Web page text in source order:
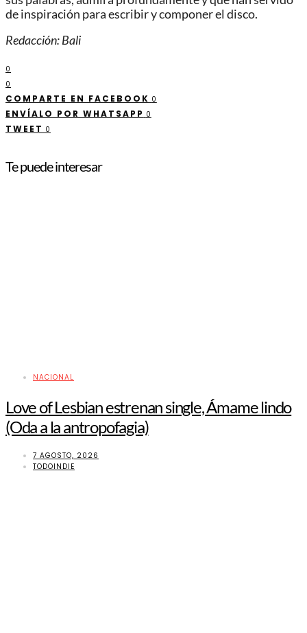
de inspiración para escribir y componer el disco.
Redacción: Bali
0
0
COMPARTE EN FACEBOOK 0
ENVÍALO POR WHATSAPP 0
TWEET 0
Te puede interesar
NACIONAL
Love of Lesbian estrenan single, Ámame lindo
(Oda a la antropofagia)
7 AGOSTO, 2026
TODOINDIE